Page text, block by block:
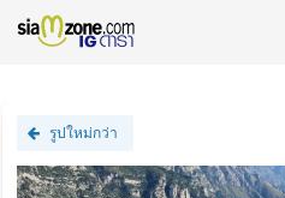
รูปใหม่กว่า